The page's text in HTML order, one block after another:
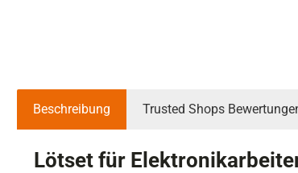
Beschreibung Trusted Shops
Lötset für